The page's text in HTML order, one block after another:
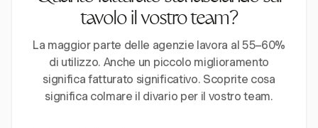
tavolo il vostro team?
La maggior parte delle agenzie lavora al 55–60%
di utilizzo. Anche un piccolo miglioramento
significa fatturato significativo. Scoprite cosa
significa colmare il divario per il vostro team.